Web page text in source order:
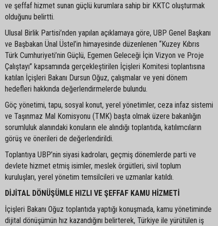
ve şeffaf hizmet sunan güçlü kurumlara sahip bir KKTC oluşturmak
olduğunu belirtti.
Ulusal Birlik Partisi’nden yapılan açıklamaya göre, UBP Genel Başkanı
ve Başbakan Ünal Üstel’in himayesinde düzenlenen “Kuzey Kıbrıs
Türk Cumhuriyeti’nin Güçlü, Egemen Geleceği İçin Vizyon ve Proje
Çalıştayı” kapsamında gerçekleştirilen İçişleri Komitesi toplantısına
katılan İçişleri Bakanı Dursun Oğuz, çalışmalar ve yeni dönem
hedefleri hakkında değerlendirmelerde bulundu.
Göç yönetimi, tapu, sosyal konut, yerel yönetimler, ceza infaz sistemi
ve Taşınmaz Mal Komisyonu (TMK) başta olmak üzere bakanlığın
sorumluluk alanındaki konuların ele alındığı toplantıda, katılımcıların
görüş ve önerileri de değerlendirildi.
Toplantıya UBP’nin siyasi kadroları, geçmiş dönemlerde parti ve
devlete hizmet etmiş isimler, meslek örgütleri, sivil toplum
kuruluşları, yerel yönetim temsilcileri ve uzmanlar katıldı.
DİJİTAL DÖNÜŞÜMLE HIZLI VE ŞEFFAF KAMU HİZMETİ
İçişleri Bakanı Oğuz toplantıda yaptığı konuşmada, kamu yönetiminde
dijital dönüşümün hız kazandığını belirterek, Türkiye ile yürütülen iş